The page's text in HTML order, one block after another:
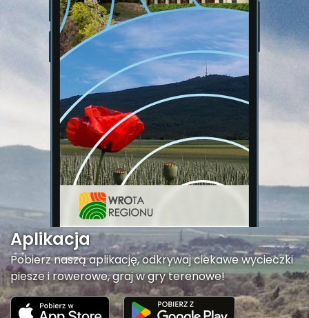
Aplikacja
Pobierz naszą aplikację, odkrywaj ciekawe wycieczki
piesze i rowerowe, graj w gry terenowe!